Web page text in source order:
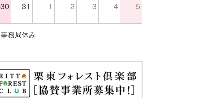
30 31 1 2 3 4 5
事務局休み